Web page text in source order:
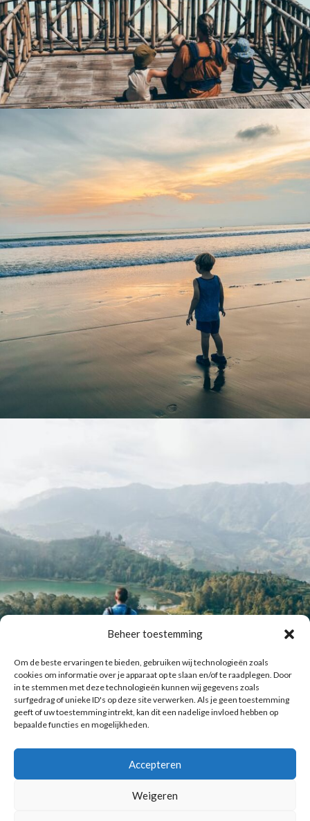
Beheer toestemming
Om de beste ervaringen te bieden, gebruiken wij technologieën zoals
cookies om informatie over je apparaat op te slaan en/of te raadplegen. Door
in te stemmen met deze technologieën kunnen wij gegevens zoals
surfgedrag of unieke ID's op deze site verwerken. Als je geen toestemming
geeft of uw toestemming intrekt, kan dit een nadelige invloed hebben op
bepaalde functies en mogelijkheden.
Accepteren
Weigeren
Laat meer posts zien Volg me op Instagram